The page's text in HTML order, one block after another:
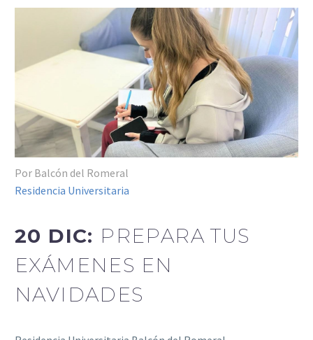
Por Balcón del Romeral
Residencia Universitaria
20 DIC: PREPARA TUS
EXÁMENES EN
NAVIDADES